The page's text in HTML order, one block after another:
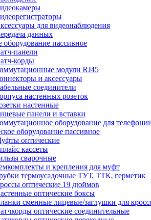
для видеонаблюдения
данных
оборудование пассивное
панели
корды
модули RJ45
и аксессуары
соединители
настенных розеток
настенные
панели и вставки
оборудование для
оборудование пассивное
оптические
кассеты
сварочные
и крепления для муфт
термоусадочные ТУТ, ТТК, герметик
оптические 19 дюймов
оптические боксы
сменные лицевые/заглушки для
оптические соединительные